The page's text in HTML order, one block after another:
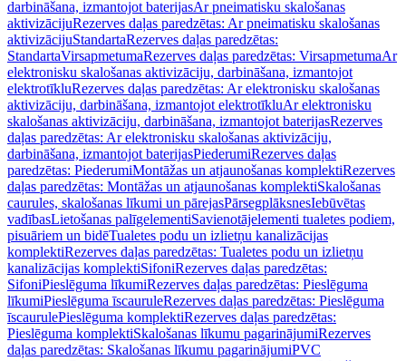
darbināšana, izmantojot baterijasAr pneimatisku skalošanas
aktivizācijuRezerves daļas paredzētas: Ar pneimatisku skalošanas
aktivizācijuStandartaRezerves daļas paredzētas:
StandartaVirsapmetumaRezerves daļas paredzētas: VirsapmetumaAr
elektronisku skalošanas aktivizāciju, darbināšana, izmantojot
elektrotīkluRezerves daļas paredzētas: Ar elektronisku skalošanas
aktivizāciju, darbināšana, izmantojot elektrotīkluAr elektronisku
skalošanas aktivizāciju, darbināšana, izmantojot baterijasRezerves
daļas paredzētas: Ar elektronisku skalošanas aktivizāciju,
darbināšana, izmantojot baterijasPiederumiRezerves daļas
paredzētas: PiederumiMontāžas un atjaunošanas komplektiRezerves
daļas paredzētas: Montāžas un atjaunošanas komplektiSkalošanas
caurules, skalošanas līkumi un pārejasPārsegplāksnesIebūvētas
vadībasLietošanas palīgelementiSavienotājelementi tualetes podiem,
pisuāriem un bidēTualetes podu un izlietņu kanalizācijas
komplektiRezerves daļas paredzētas: Tualetes podu un izlietņu
kanalizācijas komplektiSifoniRezerves daļas paredzētas:
SifoniPieslēguma līkumiRezerves daļas paredzētas: Pieslēguma
līkumiPieslēguma īscauruleRezerves daļas paredzētas: Pieslēguma
īscaurulePieslēguma komplektiRezerves daļas paredzētas:
Pieslēguma komplektiSkalošanas līkumu pagarinājumiRezerves
daļas paredzētas: Skalošanas līkumu pagarinājumiPVC